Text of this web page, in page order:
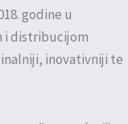
godine u
i distribucijom
inovativniji te